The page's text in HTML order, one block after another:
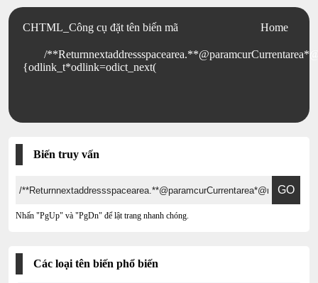
CHTML_Công cụ đặt tên biến mã
/
{odlink_t*odlink=odict_next(
Home
Biến truy vấn
Nhấn "PgUp" và "PgDn" để lật trang nhanh chóng.
Các loại tên biến phổ biến